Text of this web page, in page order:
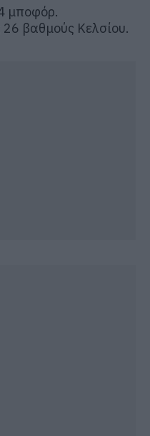
μποφόρ.
βαθμούς Κελσίου.